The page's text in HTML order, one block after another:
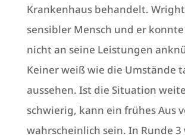
Krankenhaus behandelt.
sensibler Mensch und er
nicht an seine Leistungen
Keiner weiß wie die Umstände
aussehen. Ist die Situation
schwierig, kann ein frühes Aus
wahrscheinlich sein. In Runde